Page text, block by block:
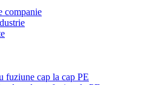
companie
fuziune cap la cap PE